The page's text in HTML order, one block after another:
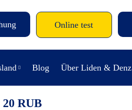
Online test
Blog Über Liden & Denz
RUB